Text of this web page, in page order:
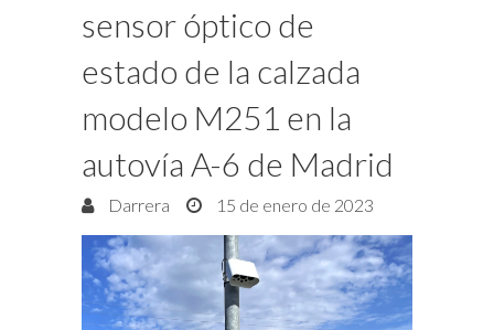
sensor óptico de
estado de la calzada
modelo M251 en la
autovía A-6 de Madrid
Darrera 15 de enero de 2023